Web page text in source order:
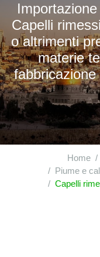
Capelli
o altrimenti
materie
Home
Piume e calugine
Capelli rimessi, assottigliati, imbianchiti o